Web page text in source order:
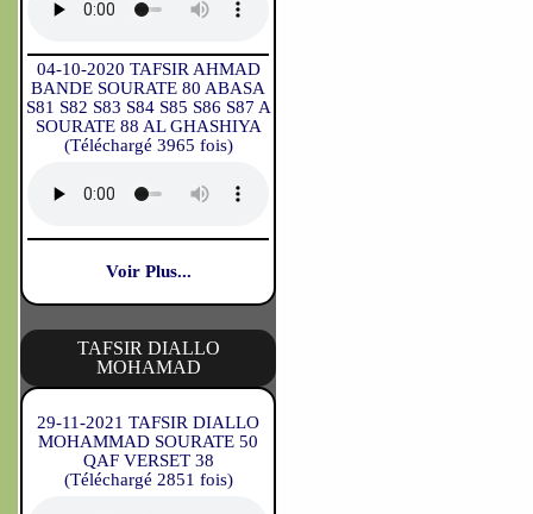
04-10-2020 TAFSIR AHMAD
BANDE SOURATE 80 ABASA
S81 S82 S83 S84 S85 S86 S87 A
SOURATE 88 AL GHASHIYA
(Téléchargé 3965 fois)
Voir Plus...
TAFSIR DIALLO
MOHAMAD
29-11-2021 TAFSIR DIALLO
MOHAMMAD SOURATE 50
QAF VERSET 38
(Téléchargé 2851 fois)